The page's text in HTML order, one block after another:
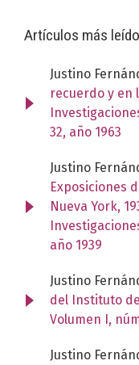
Artículos más
Justino
recuerdo y en
32, año 1963
Justino
Exposiciones
Nueva York,
año 1939
Justino
del Instituto
Volumen I,
Justino